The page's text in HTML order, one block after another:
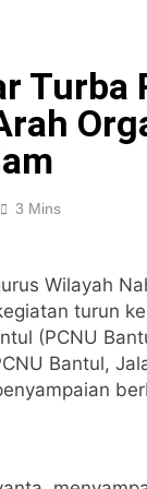
Gerak Cepat
Suara Khidmat di
4 Weeks Ago
Menjunjung
1 Month Ago
1 Month Ago
Mengetuk
1 Month Ago
Membuka
1 Month Ago
Turba
3 Mins
Wilayah
turun
(PCNU
Bantul,